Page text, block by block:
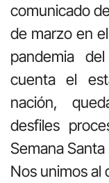
comunicado
de marzo en
pandemia
cuenta el
nación,
desfiles
Semana
Nos unimos al